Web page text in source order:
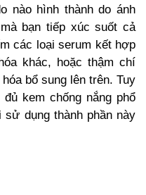
nào hình thành do ánh
bạn tiếp xúc suốt cả
các loại serum kết hợp
khác, hoặc thậm chí
bổ sung lên trên. Tuy
kem chống nắng phổ
dụng thành phần này